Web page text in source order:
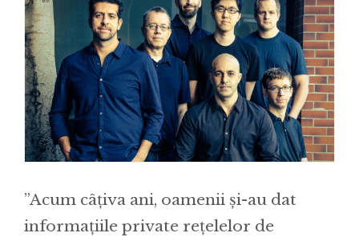
”Acum câțiva ani, oamenii și-au dat
informațiile private rețelelor de